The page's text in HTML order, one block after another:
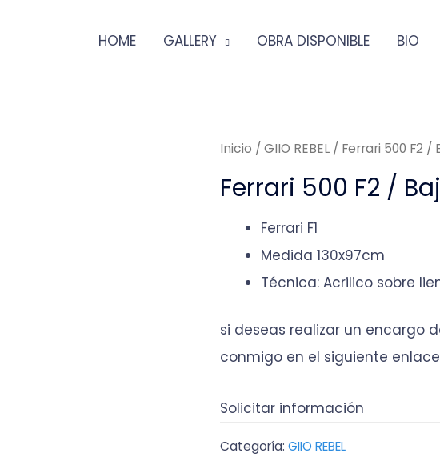
HOME GALLERY OBRA DISPONIBLE BIO
Inicio /GIIO REBEL / Ferrari 500 F2 /
Ferrari 500 F2 /
Ferrari F1
Medida 130x97cm
Técnica: Acrilico sobre
si deseas realizar un encargo
conmigo en el siguiente
Solicitar información
Categoría:GIIO REBEL